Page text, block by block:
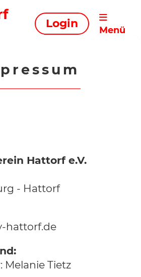
Login Menü
Hattorf e.V.
- Hattorf
hattorf.de
Melanie Tietz